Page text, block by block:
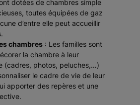
dotées de chambres simple
toutes équipées de gaz
d’entre elle peut accueillir
chambres : Les familles sont
la chambre à leur
(cadres, photos, peluches,…)
le cadre de vie de leur
apporter des repères et une